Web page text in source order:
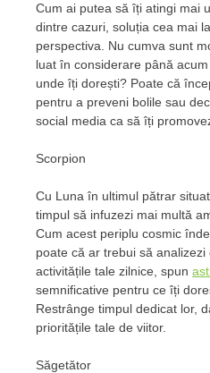
Cum ai putea să îți atingi mai
dintre cazuri, soluția cea mai
perspectiva. Nu cumva sunt
luat în considerare până
unde îți dorești? Poate că
pentru a preveni bolile sau
social media ca să îți
Scorpion
Cu Luna în ultimul pătrar
timpul să infuzezi mai multă
Cum acest periplu cosmic
poate că ar trebui să
activitățile tale zilnice, spun
semnificative pentru ce îți
Restrânge timpul dedicat lor,
prioritățile tale de viitor.
Săgetător